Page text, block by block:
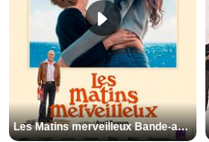
Les Matins merveilleux Bande-annonce VF